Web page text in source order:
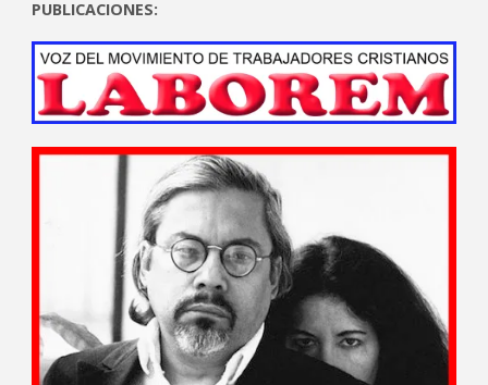
PUBLICACIONES: